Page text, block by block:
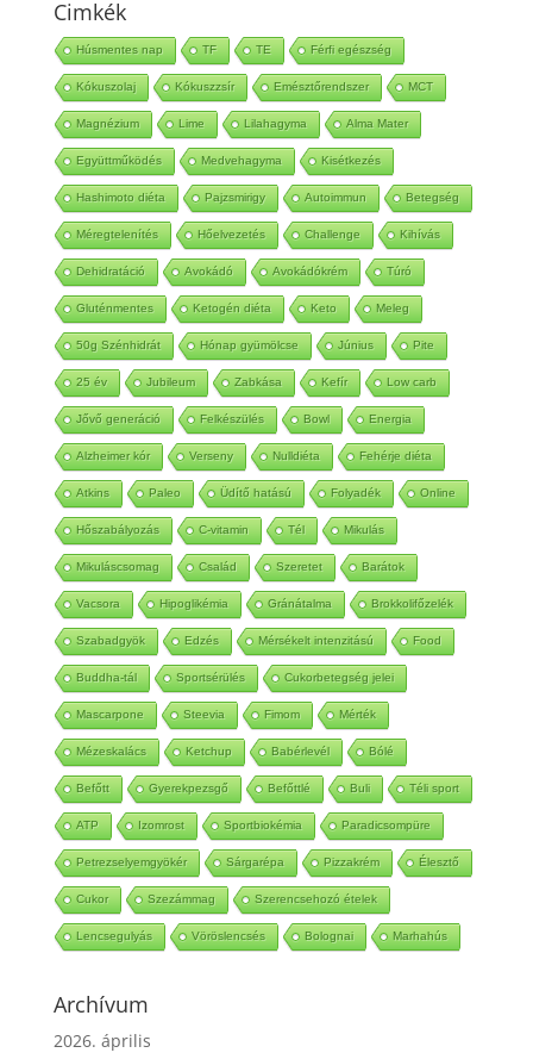
Cimkék
Húsmentes nap TF TE Férfi egészség
Kókuszolaj Kókuszzsír Emésztőrendszer MCT
Magnézium Lime Lilahagyma Alma Mater
Együttműködés Medvehagyma Kisétkezés
Hashimoto diéta Pajzsmirigy Autoimmun Betegség
Méregtelenítés Hőelvezetés Challenge Kihívás
Dehidratáció Avokádó Avokádókrém Túró
Gluténmentes Ketogén diéta Keto Meleg
50g Szénhidrát Hónap gyümölcse Június Pite
25 év Jubileum Zabkása Kefír Low carb
Jővő generáció Felkészülés Bowl Energia
Alzheimer kór Verseny Nulldiéta Fehérje diéta
Atkins Paleo Üdítő hatású Folyadék Online
Hőszabályozás C-vitamin Tél Mikulás
Mikuláscsomag Család Szeretet Barátok
Vacsora Hipoglikémia Gránátalma Brokkolifőzelék
Szabadgyök Edzés Mérsékelt intenzitású Food
Buddha-tál Sportsérülés Cukorbetegség jelei
Mascarpone Steevia Fimom Mérték
Mézeskalács Ketchup Babérlevél Bólé
Befőtt Gyerekpezsgő Befőttlé Buli Téli sport
ATP Izomrost Sportbiokémia Paradicsompüre
Petrezselyemgyökér Sárgarépa Pizzakrém Élesztő
Cukor Szezámmag Szerencsehozó ételek
Lencsegulyás Vöröslencsés Bolognai Marhahús
Archívum
2026. április